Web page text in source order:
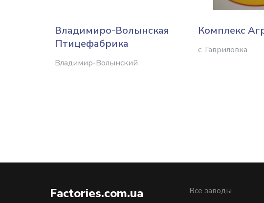
Владимиро-Волынская
Птицефабрика
Владимир-Волынский
Комплекс
с. Гавриловка
Factories.com.ua Все заводы